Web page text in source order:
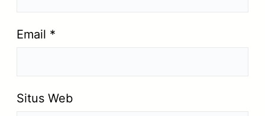
Email *
Situs Web